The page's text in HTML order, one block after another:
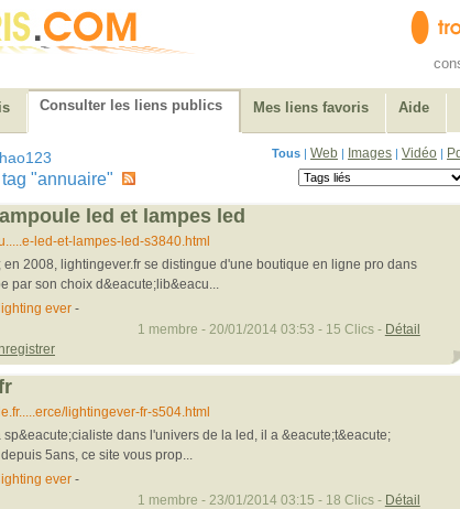
Consulter les liens publics Mes liens favoris Aide
Tous | Web | Images | Vidéo |
"annuaire"
led et lampes led
led-et-lampes-led-s3840.html
en 2008, lightingever.fr se distingue d'une boutique en ligne pro dans
par son choix d&eacute;lib&eacu...
lighting ever-
1 membre - 20/01/2014 03:53 - 15 Clics - Détail
lightingever-fr-s504.html
sp&eacute;cialiste dans l'univers de la led, il a &eacute;t&eacute;
5ans, ce site vous prop...
lighting ever-
1 membre - 23/01/2014 03:15 - 18 Clics - Détail